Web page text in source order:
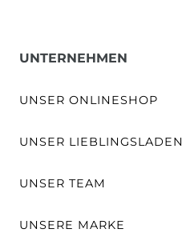
UNTERNEHMEN
UNSER ONLINESHOP
UNSER LIEBLINGSLADEN
UNSER TEAM
UNSERE MARKE